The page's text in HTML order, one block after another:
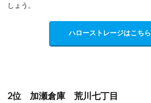
しょう。
ハローストレージはこちら
2位 加瀬倉庫 荒川七丁目